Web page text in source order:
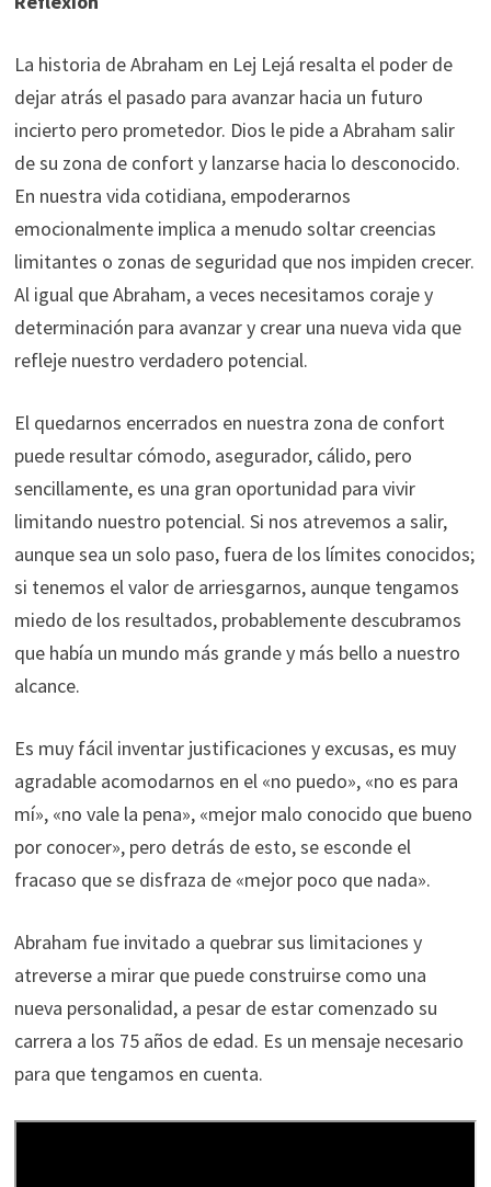
La historia de Abraham en Lej Lejá resalta el poder de
dejar atrás el pasado para avanzar hacia un futuro
incierto pero prometedor. Dios le pide a Abraham salir
de su zona de confort y lanzarse hacia lo desconocido.
En nuestra vida cotidiana, empoderarnos
emocionalmente implica a menudo soltar creencias
limitantes o zonas de seguridad que nos impiden crecer.
Al igual que Abraham, a veces necesitamos coraje y
determinación para avanzar y crear una nueva vida que
refleje nuestro verdadero potencial.
El quedarnos encerrados en nuestra zona de confort
puede resultar cómodo, asegurador, cálido, pero
sencillamente, es una gran oportunidad para vivir
limitando nuestro potencial. Si nos atrevemos a salir,
aunque sea un solo paso, fuera de los límites conocidos;
si tenemos el valor de arriesgarnos, aunque tengamos
miedo de los resultados, probablemente descubramos
que había un mundo más grande y más bello a nuestro
alcance.
Es muy fácil inventar justificaciones y excusas, es muy
agradable acomodarnos en el «no puedo», «no es para
mí», «no vale la pena», «mejor malo conocido que bueno
por conocer», pero detrás de esto, se esconde el
fracaso que se disfraza de «mejor poco que nada».
Abraham fue invitado a quebrar sus limitaciones y
atreverse a mirar que puede construirse como una
nueva personalidad, a pesar de estar comenzado su
carrera a los 75 años de edad. Es un mensaje necesario
para que tengamos en cuenta.